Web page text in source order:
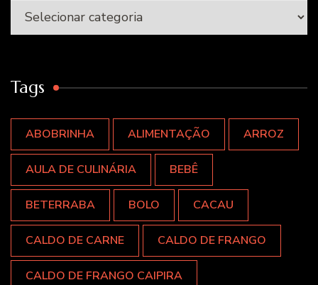
Categorias
Tags
ABOBRINHA ALIMENTAÇÃO ARROZ
AULA DE CULINÁRIA BEBÊ
BETERRABA BOLO CACAU
CALDO DE CARNE CALDO DE FRANGO
CALDO DE FRANGO CAIPIRA